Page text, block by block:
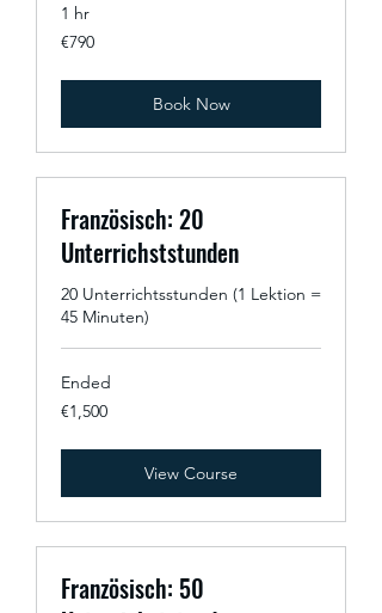
1 hr
790
euros
€790
Book Now
Französisch: 20
Unterrichststunden
20 Unterrichtsstunden (1 Lektion =
45 Minuten)
Ended
1,500
euros
€1,500
View Course
Französisch: 50